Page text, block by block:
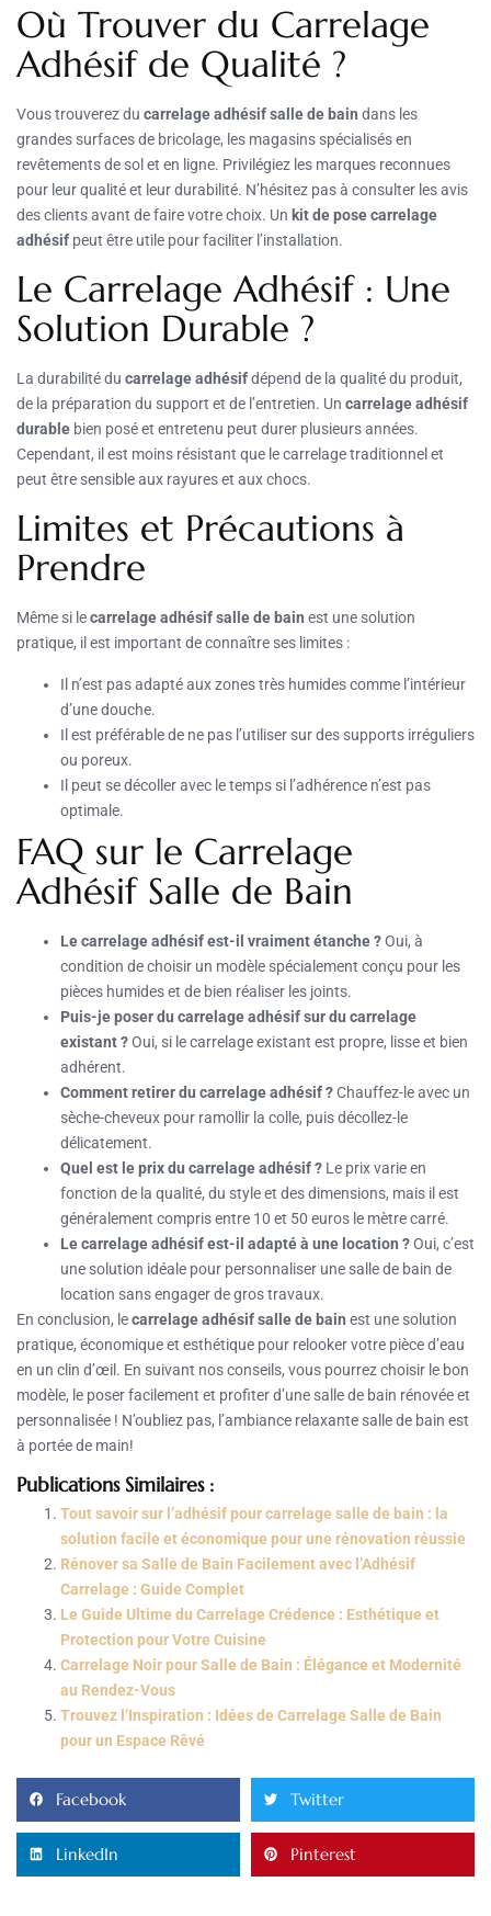
Où Trouver du Carrelage
Adhésif de Qualité ?
Vous trouverez du carrelage adhésif salle de bain dans les
grandes surfaces de bricolage, les magasins spécialisés en
revêtements de sol et en ligne. Privilégiez les marques reconnues
pour leur qualité et leur durabilité. N’hésitez pas à consulter les avis
des clients avant de faire votre choix. Un kit de pose carrelage
adhésif peut être utile pour faciliter l’installation.
Le Carrelage Adhésif : Une
Solution Durable ?
La durabilité du carrelage adhésifdépend de la qualité du produit,
de la préparation du support et de l’entretien. Un carrelage adhésif
durable bien posé et entretenu peut durer plusieurs années.
Cependant, il est moins résistant que le carrelage traditionnel et
peut être sensible aux rayures et aux chocs.
Limites et Précautions à
Prendre
Même si lecarrelage adhésif salle de bain est une solution
pratique, il est important de connaître ses limites :
Il n’est pas adapté aux zones très humides comme l’intérieur
d’une douche.
Il est préférable de ne pas l’utiliser sur des supports irréguliers
ou poreux.
Il peut se décoller avec le temps si l’adhérence n’est pas
optimale.
FAQ sur le Carrelage
Adhésif Salle de Bain
Le carrelage adhésif est-il vraiment étanche ?Oui, à
condition de choisir un modèle spécialement conçu pour les
pièces humides et de bien réaliser les joints.
Puis-je poser du carrelage adhésif sur du carrelage
existant ?Oui, si le carrelage existant est propre, lisse et bien
adhérent.
Comment retirer du carrelage adhésif ?Chauffez-le avec un
sèche-cheveux pour ramollir la colle, puis décollez-le
délicatement.
Quel est le prix du carrelage adhésif ? Le prix varie en
fonction de la qualité, du style et des dimensions, mais il est
généralement compris entre 10 et 50 euros le mètre carré.
Le carrelage adhésif est-il adapté à une location ?Oui, c’est
une solution idéale pour personnaliser une salle de bain de
location sans engager de gros travaux.
En conclusion, lecarrelage adhésif salle de bain est une solution
pratique, économique et esthétique pour relooker votre pièce d’eau
en un clin d’œil. En suivant nos conseils, vous pourrez choisir le bon
modèle, le poser facilement et profiter d’une salle de bain rénovée et
personnalisée ! N’oubliez pas, l’ambiance relaxante salle de bain est
à portée de main!
Publications Similaires :
Tout savoir sur l’adhésif pour carrelage salle de bain : la
solution facile et économique pour une rénovation réussie
Rénover sa Salle de Bain Facilement avec l’Adhésif
Carrelage : Guide Complet
Le Guide Ultime du Carrelage Crédence : Esthétique et
Protection pour Votre Cuisine
Carrelage Noir pour Salle de Bain : Élégance et Modernité
au Rendez-Vous
Trouvez l’Inspiration : Idées de Carrelage Salle de Bain
pour un Espace Rêvé
Facebook Twitter
LinkedIn Pinterest